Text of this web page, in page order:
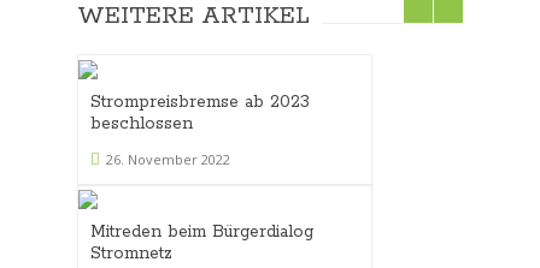
WEITERE ARTIKEL
Strompreisbremse ab 2023
beschlossen
26. November 2022
Mitreden beim Bürgerdialog
Stromnetz